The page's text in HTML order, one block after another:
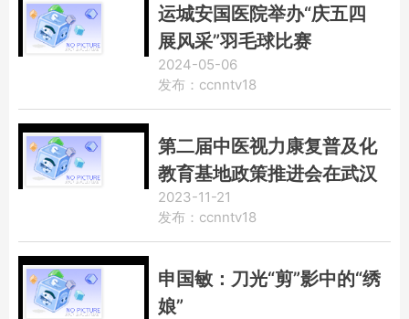
运城安国医院举办“庆五四
展风采”羽毛球比赛
2024-05-06
发布：ccnntv18
第二届中医视力康复普及化
教育基地政策推进会在武汉
成功举办
2023-11-21
发布：ccnntv18
申国敏：刀光“剪”影中的“绣
娘”